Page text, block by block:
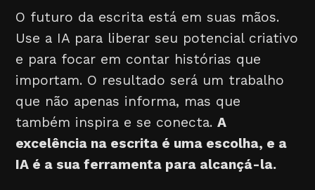
O futuro da escrita está em suas mãos.
Use a IA para liberar seu potencial criativo
e para focar em contar histórias que
importam. O resultado será um trabalho
que não apenas informa, mas que
também inspira e se conecta.A
excelência na escrita é uma escolha, e a
IA é a sua ferramenta para alcançá-la.